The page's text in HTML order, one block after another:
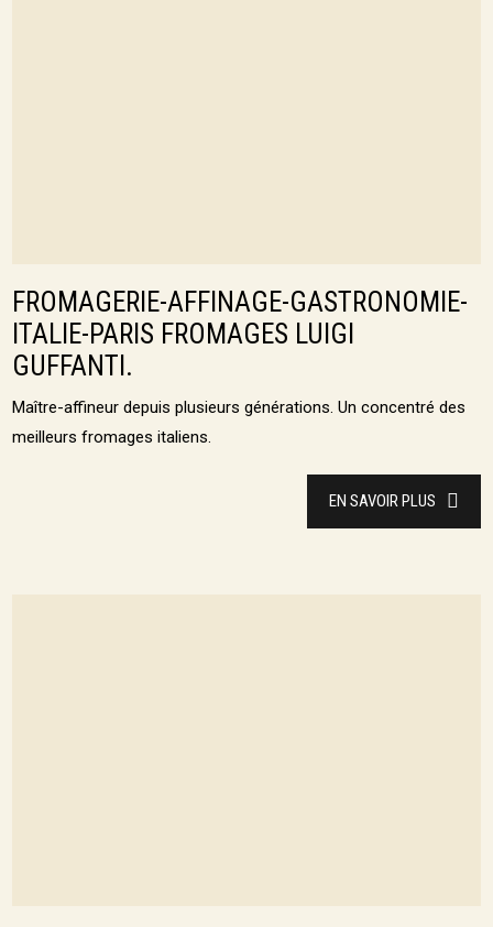
FROMAGERIE-AFFINAGE-GASTRONOMIE-
ITALIE-PARIS FROMAGES LUIGI
GUFFANTI.
Maître-affineur depuis plusieurs générations. Un concentré des
meilleurs fromages italiens.
EN SAVOIR PLUS